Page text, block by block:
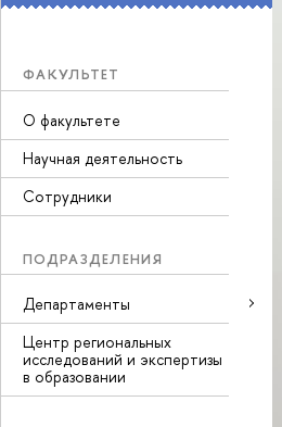
ФАКУЛЬТЕТ
О факультете
Научная деятельность
Сотрудники
ПОДРАЗДЕЛЕНИЯ
Департаменты
Центр региональных
исследований и экспертизы
в образовании